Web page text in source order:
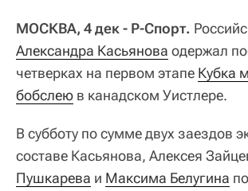
МОСКВА, 4 дек - Р-Спорт.
Александра Касьянова одержал
четверках на первом этапе Кубка
бобслею в канадском Уистлере.
В субботу по сумме двух заездов
составе Касьянова, Алексея
Пушкарева и Максима Белугина